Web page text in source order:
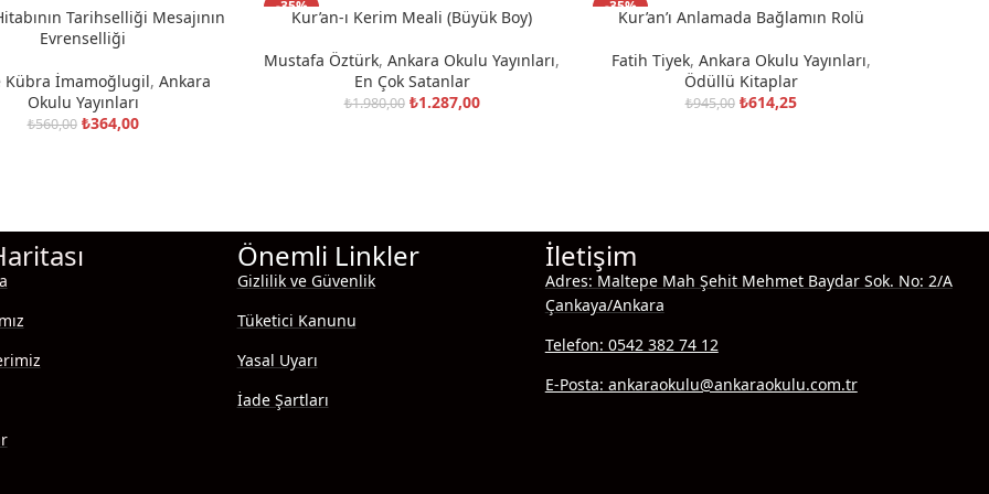
Tarihselliği Mesajının
Evrenselliği
Kübra İmamoğlugil, Ankara
Okulu Yayınları
₺560,00 ₺364,00
-35%
SEPETE EKLE
Kur’an-ı Kerim Meali (Büyük Boy)
Mustafa Öztürk, Ankara Okulu Yayınları,
En Çok Satanlar
₺1.980,00 ₺1.287,00
-35%
SEPETE EKLE
Kur’an’ı Anlamada Bağlamın Rolü
Fatih Tiyek, Ankara Okulu Yayınları,
Ödüllü Kitaplar
₺945,00 ₺614,25
Önemli Linkler
Gizlilik ve Güvenlik
Tüketici Kanunu
Yasal Uyarı
İade Şartları
İletişim
Adres: Maltepe Mah Şehit Mehmet Baydar Sok. No: 2/A
Çankaya/Ankara
Telefon: 0542 382 74 12
E-Posta: ankaraokulu@ankaraokulu.com.tr